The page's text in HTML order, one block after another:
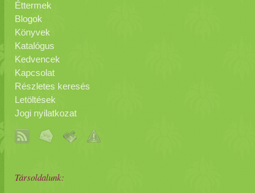
Éttermek
Blogok
Könyvek
Katalógus
Kedvencek
Kapcsolat
Részletes keresés
Letöltések
Jogi nyilatkozat
Társoldalunk: